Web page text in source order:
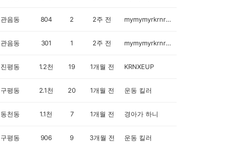
관음동 804 2 2주 전 mymymyrkrnrkrn
관음동 301 1 2주 전 mymymyrkrnrkrn
진평동 1.2천 19 1개월 전 KRNXEUP
구평동 2.1천 20 1개월 전 운동 킬러
동천동 1.1천 7 1개월 전 경아가 하니
구평동 906 9 3개월 전 운동 킬러